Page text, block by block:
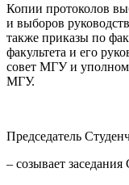
Копии протоколов
и выборов
также приказы по
факультета и его
совет МГУ и
МГУ.
Председатель
– созывает заседания